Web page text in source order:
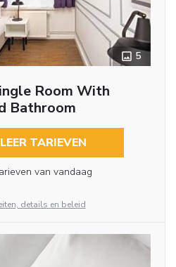
5
Room With
Bathroom
TARIEVEN
van vandaag
details en beleid